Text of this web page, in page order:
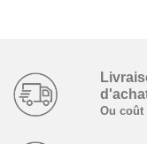
Ou coût